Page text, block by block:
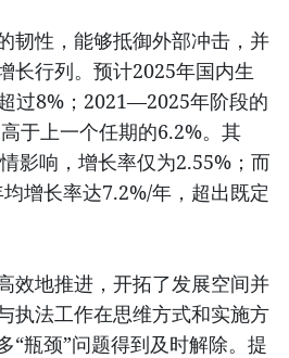
韧性，能够抵御外部冲击，并
长行列。预计2025年国内生
过8%；2021—2025年阶段的
于上一个任期的6.2%。其
影响，增长率仅为2.55%；而
增长率达7.2%/年，超出既定
效地推进，开拓了发展空间并
执法工作在思维方式和实施方
“瓶颈”问题得到及时解除。提